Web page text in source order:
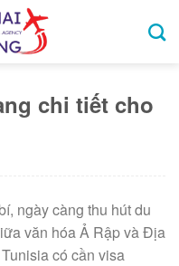
chi tiết cho
ngày càng thu hút du
văn hóa Ả Rập và Địa
có cần visa